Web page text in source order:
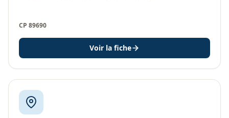
CP 89690
Voir la fiche